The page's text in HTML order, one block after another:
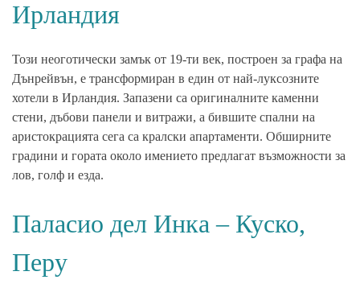
Ирландия
Този неоготически замък от 19-ти век, построен за графа на
Дънрейвън, е трансформиран в един от най-луксозните
хотели в Ирландия. Запазени са оригиналните каменни
стени, дъбови панели и витражи, а бившите спални на
аристокрацията сега са кралски апартаменти. Обширните
градини и гората около имението предлагат възможности за
лов, голф и езда.
Паласио дел Инка – Куско,
Перу